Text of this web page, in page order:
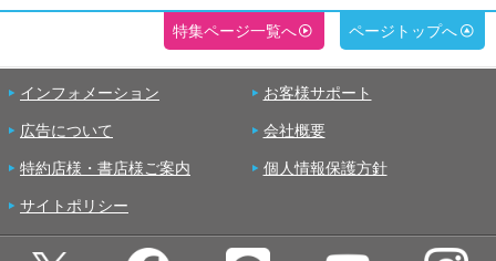
特集ページ一覧へ ページトップへ
インフォメーション お客様サポート
広告について 会社概要
特約店様・書店様ご案内 個人情報保護方針
サイトポリシー